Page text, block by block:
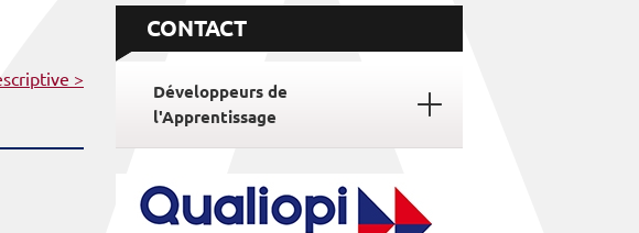
>
CONTACT
Développeurs de
l'Apprentissage